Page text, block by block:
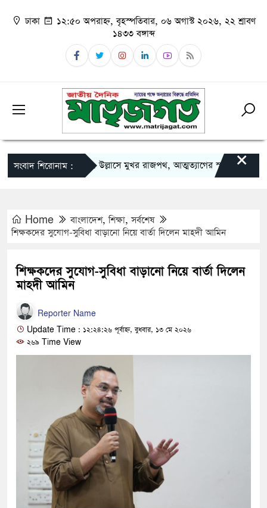
ঢাকা
১২:৫০ অপরাহ্ন, বৃহস্পতিবার, ০৬ অগাস্ট ২০২৬, ২২ শ্রাবণ
১৪৩৩ বঙ্গাব্দ
সংবাদ শিরোনাম :
৫ আগস্ট: উল্লাসে মুখর রাজপথ, আত্মত্যাগের স্মৃতিতে ইতিহাসের এক
×
Home বাংলাদেশ,শিক্ষা,সর্বশেষ
শিক্ষকদের সুযোগ-সুবিধা বাড়ানো নিয়ে বার্তা দিলেন মাহদী আমিন
শিক্ষকদের সুযোগ-সুবিধা বাড়ানো নিয়ে বার্তা দিলেন
মাহদী আমিন
Reporter Name
Update Time : ১২:২৪:২৬ পূর্বাহ্ন, বুধবার, ১৩ মে ২০২৬
২৬৯ Time View